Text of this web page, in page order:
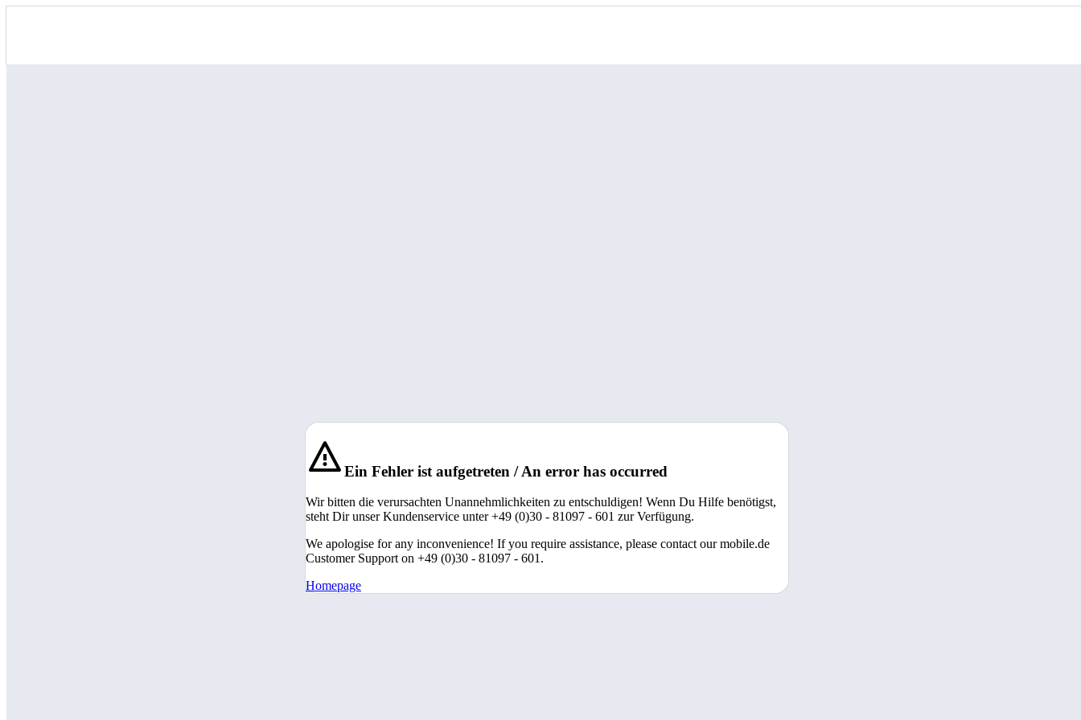
Ein Fehler ist aufgetreten / An error has occurred
Wir bitten die verursachten Unannehmlichkeiten zu entschuldigen! Wenn Du Hilfe benötigst,
steht Dir unser Kundenservice unter +49 (0)30 - 81097 - 601 zur Verfügung.
We apologise for any inconvenience! If you require assistance, please contact our mobile.de
Customer Support on +49 (0)30 - 81097 - 601.
Homepage